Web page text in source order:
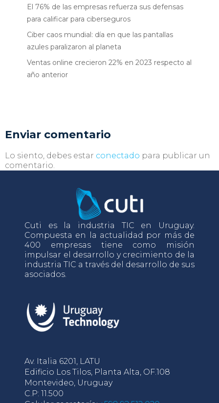
El 76% de las empresas refuerza sus defensas
para calificar para ciberseguros
Ciber caos mundial: día en que las pantallas
azules paralizaron al planeta
Ventas online crecieron 22% en 2023 respecto al
año anterior
Enviar comentario
Lo siento, debes estar conectado para publicar un
comentario.
Cuti es la industria TIC en Uruguay.
Compuesta en la actualidad por más de
400 empresas tiene como misión
impulsar el desarrollo y crecimiento de la
industria TIC a través del desarrollo de sus
asociados.
Av. Italia 6201, LATU
Edificio Los Tilos, Planta Alta, OF.108
Montevideo, Uruguay
C.P: 11.500